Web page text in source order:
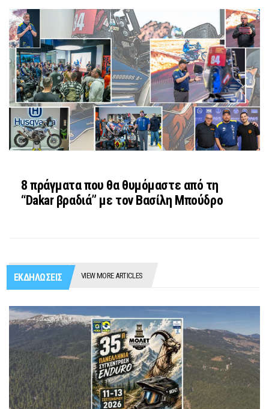
8 πράγματα που θα θυμόμαστε από τη
“Dakar βραδιά” με τον Βασίλη Μπούδρο
ΕΚΔΗΛΩΣΕΙΣ VIEW MORE ARTICLES